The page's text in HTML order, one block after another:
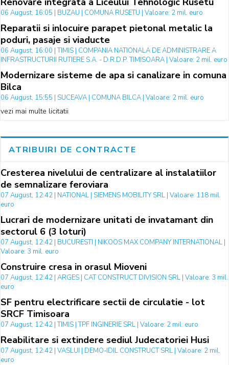
06 August, 16:05 | BUZAU | COMUNA RUSETU | Valoare: 2 mil. euro
Reparatii si inlocuire parapet pietonal metalic la
poduri, pasaje si viaducte
06 August, 16:00 | TIMIS | COMPANIA NATIONALA DE ADMINISTRARE A
INFRASTRUCTURII RUTIERE S.A. - D.R.D.P. TIMISOARA | Valoare: 2 mil. euro
Modernizare sisteme de apa si canalizare in comuna
Bilca
06 August, 15:55 | SUCEAVA | COMUNA BILCA | Valoare: 2 mil. euro
vezi mai multe licitatii
ATRIBUIRI DE CONTRACTE
Cresterea nivelului de centralizare al instalatiilor
de semnalizare feroviara
07 August, 12:42 | NATIONAL | SIEMENS MOBILITY SRL | Valoare: 118 mil.
euro
Lucrari de modernizare unitati de invatamant din
sectorul 6 (3 loturi)
07 August, 12:42 | BUCURESTI | NIKOOS MAX COMPANY INTERNATIONAL |
Valoare: 3 mil. euro
Construire cresa in orasul Mioveni
07 August, 12:42 | ARGES | CAT CONSTRUCT DIVISION SRL | Valoare: 3 mil.
euro
SF pentru electrificare sectii de circulatie - lot
SRCF Timisoara
07 August, 12:42 | TIMIS | TPF INGINERIE SRL | Valoare: 2 mil. euro
Reabilitare si extindere sediul Judecatoriei Husi
07 August, 12:42 | VASLUI | DEMO-IDIL CONSTRUCT SRL | Valoare: 2 mil.
euro